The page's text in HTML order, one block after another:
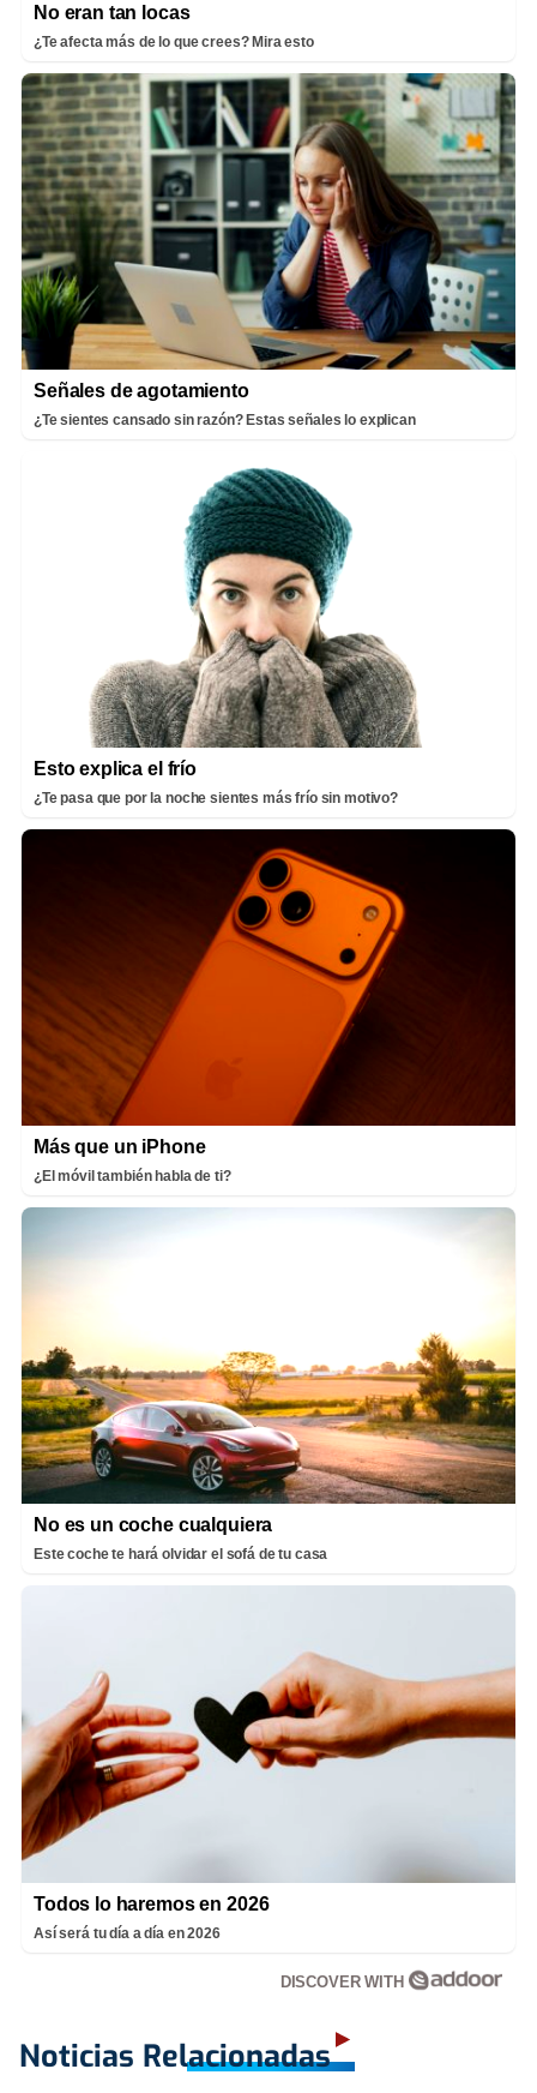
No eran tan locas
¿Te afecta más de lo que crees? Mira esto
Señales de agotamiento
¿Te sientes cansado sin razón? Estas señales lo explican
Esto explica el frío
¿Te pasa que por la noche sientes más frío sin motivo?
Más que un iPhone
¿El móvil también habla de ti?
No es un coche cualquiera
Este coche te hará olvidar el sofá de tu casa
Todos lo haremos en 2026
Así será tu día a día en 2026
DISCOVER WITH
Noticias Relacionadas